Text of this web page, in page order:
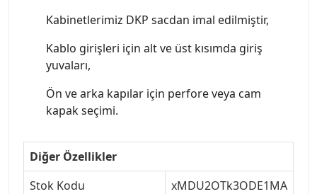
Kabinetlerimiz DKP sacdan imal edilmiştir,
Kablo girişleri için alt ve üst kısımda giriş
yuvaları,
Ön ve arka kapılar için perfore veya cam
kapak seçimi.
Diğer Özellikler
Stok Kodu
xMDU2OTk3ODE1MA